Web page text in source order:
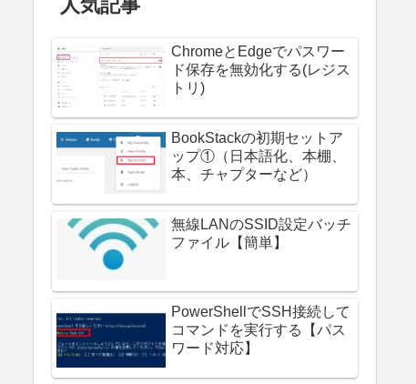
人気記事
ChromeとEdgeでパスワー
ド保存を無効化する(レジス
トリ)
BookStackの初期セットア
ップ①（日本語化、本棚、
本、チャプターなど）
無線LANのSSID設定バッチ
ファイル【簡単】
PowerShellでSSH接続して
コマンドを実行する【パス
ワード対応】